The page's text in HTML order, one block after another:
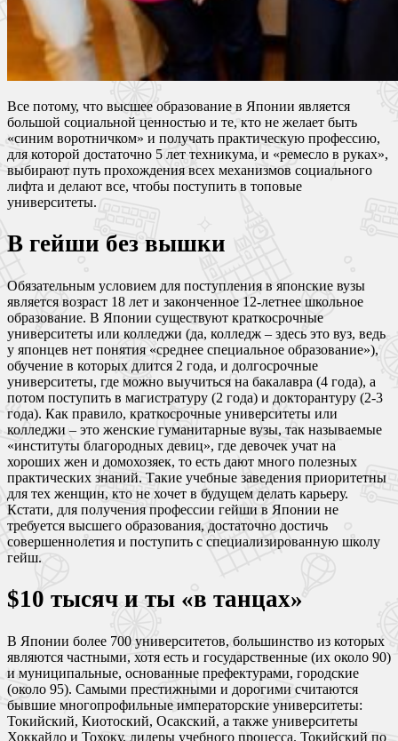
Все потому, что высшее образование в Японии является
большой социальной ценностью и те, кто не желает быть
«синим воротничком» и получать практическую профессию,
для которой достаточно 5 лет техникума, и «ремесло в руках»,
выбирают путь прохождения всех механизмов социального
лифта и делают все, чтобы поступить в топовые
университеты.
В гейши без вышки
Обязательным условием для поступления в японские вузы
является возраст 18 лет и законченное 12-летнее школьное
образование. В Японии существуют краткосрочные
университеты или колледжи (да, колледж ‒ здесь это вуз, ведь
у японцев нет понятия «среднее специальное образование»),
обучение в которых длится 2 года, и долгосрочные
университеты, где можно выучиться на бакалавра (4 года), а
потом поступить в магистратуру (2 года) и докторантуру (2-3
года). Как правило, краткосрочные университеты или
колледжи ‒ это женские гуманитарные вузы, так называемые
«институты благородных девиц», где девочек учат на
хороших жен и домохозяек, то есть дают много полезных
практических знаний. Такие учебные заведения приоритетны
для тех женщин, кто не хочет в будущем делать карьеру.
Кстати, для получения профессии гейши в Японии не
требуется высшего образования, достаточно достичь
совершеннолетия и поступить с специализированную школу
гейш.
$10 тысяч и ты «в танцах»
В Японии более 700 университетов, большинство из которых
являются частными, хотя есть и государственные (их около 90)
и муниципальные, основанные префектурами, городские
(около 95). Самыми престижными и дорогими считаются
бывшие многопрофильные императорские университеты:
Токийский, Киотоский, Осакский, а также университеты
Хоккайдо и Тохоку, лидеры учебного процесса. Токийский по